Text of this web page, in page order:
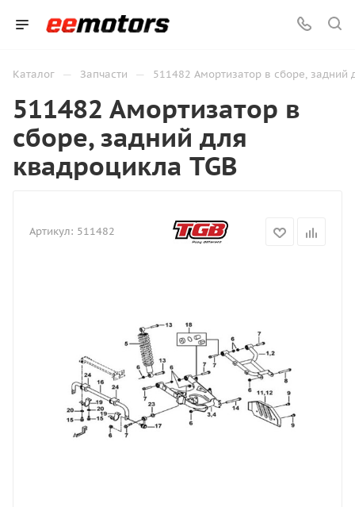
Каталог — Запчасти — 511482 Амортизатор в сборе, задний
511482 Амортизатор в
сборе, задний для
квадроцикла TGB
Артикул: 511482